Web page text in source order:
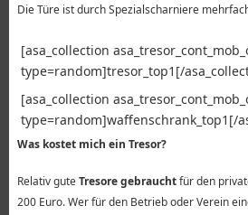
Die Türe ist durch Spezialscharniere
[asa_collection
type=random]tresor_top1[/
[asa_collection
type=random]waffenschrank_top1[/
Was kostet mich ein Tresor?
Relativ guteTresore gebrauchtfür den
200 Euro. Wer für den Betrieb oder Verein